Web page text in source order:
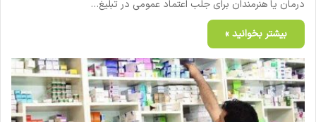
درمان یا هنرمندان برای جلب اعتماد عمومی در تبلیغ…
بیشتر بخوانید »